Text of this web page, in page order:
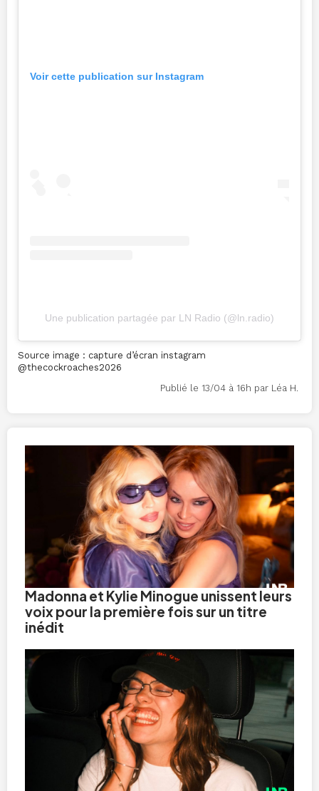
Voir cette publication sur Instagram
Une publication partagée par LN Radio (@ln.radio)
Source image : capture d’écran instagram
@thecockroaches2026
Publié le 13/04 à 16h par Léa H.
Madonna et Kylie Minogue unissent leurs
voix pour la première fois sur un titre
inédit